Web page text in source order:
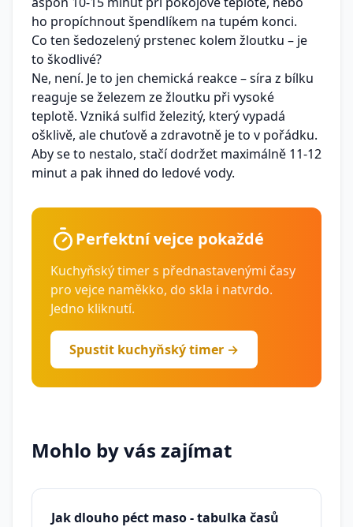
ho propíchnout špendlíkem na tupém konci.
Co ten šedozelený prstenec kolem žloutku – je
to škodlivé?
Ne, není. Je to jen chemická reakce – síra z bílku
reaguje se železem ze žloutku při vysoké
teplotě. Vzniká sulfid železitý, který vypadá
ošklivě, ale chuťově a zdravotně je to v pořádku.
Aby se to nestalo, stačí dodržet maximálně 11-12
minut a pak ihned do ledové vody.
Perfektní vejce pokaždé
Kuchyňský timer s přednastavenými časy
pro vejce naměkko, do skla i natvrdo.
Jedno kliknutí.
Spustit kuchyňský timer →
Mohlo by vás zajímat
Jak dlouho péct maso - tabulka časů